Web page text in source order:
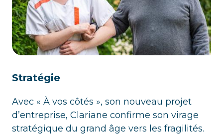
Stratégie
Avec « À vos côtés », son nouveau projet
d’entreprise, Clariane confirme son virage
stratégique du grand âge vers les fragilités.